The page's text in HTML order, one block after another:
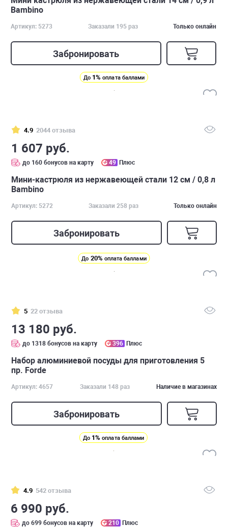
Bambino
Артикул: 5273 Заказали 195 раз Только онлайн
Забронировать
До 1% оплата баллами
4.9 2044 отзыва
1 607 руб.
до 160 бонусов на карту 49 Плюс
Мини-кастрюля из нержавеющей стали 12 см / 0,8 л
Bambino
Артикул: 5272 Заказали 258 раз Только онлайн
Забронировать
До 20% оплата баллами
5 22 отзыва
13 180 руб.
до 1318 бонусов на карту 396 Плюс
Набор алюминиевой посуды для приготовления 5
пр. Forde
Артикул: 4657 Заказали 148 раз Наличие в магазинах
Забронировать
До 1% оплата баллами
4.9 542 отзыва
6 990 руб.
до 699 бонусов на карту 210 Плюс